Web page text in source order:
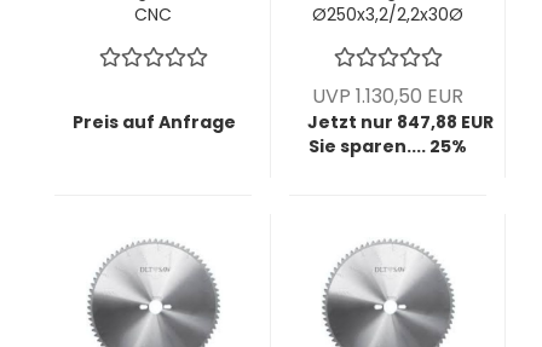
CNC
mm z32 MMT -
in faserigen oder
zähen Materialien
Preis auf Anfrage
Ø250x3,2/2,2x30Ø
Perfekte
Schnittkante OHNE
Vorritzaggregat
UVP 1.130,50 EUR
Jetzt nur 847,88 EUR
Sie sparen.... 25%